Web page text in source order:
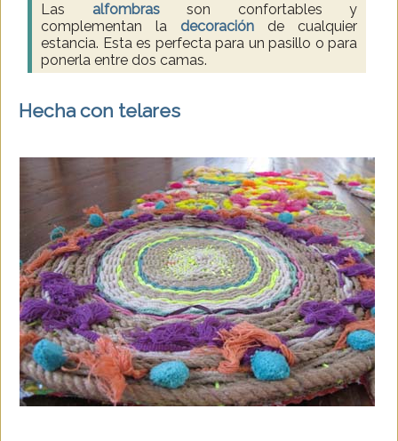
Las alfombras son confortables
y
complementan la decoración de cualquier
estancia. Esta es perfecta para un pasillo o para
ponerla entre dos camas.
Hecha con telares